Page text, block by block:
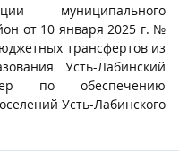
муниципального
от 10 января 2025 г. №
трансфертов из
Усть-Лабинский
по обеспечению
Усть-Лабинского